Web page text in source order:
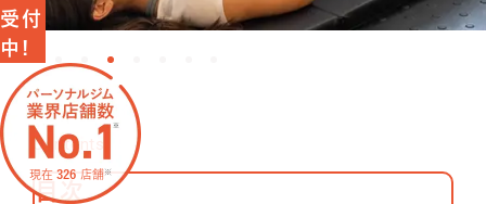
ビフォーアフター
お客さまの声
料金
プログラム
受付
中!
現在 326 店舗 ※
Contents
⽬次